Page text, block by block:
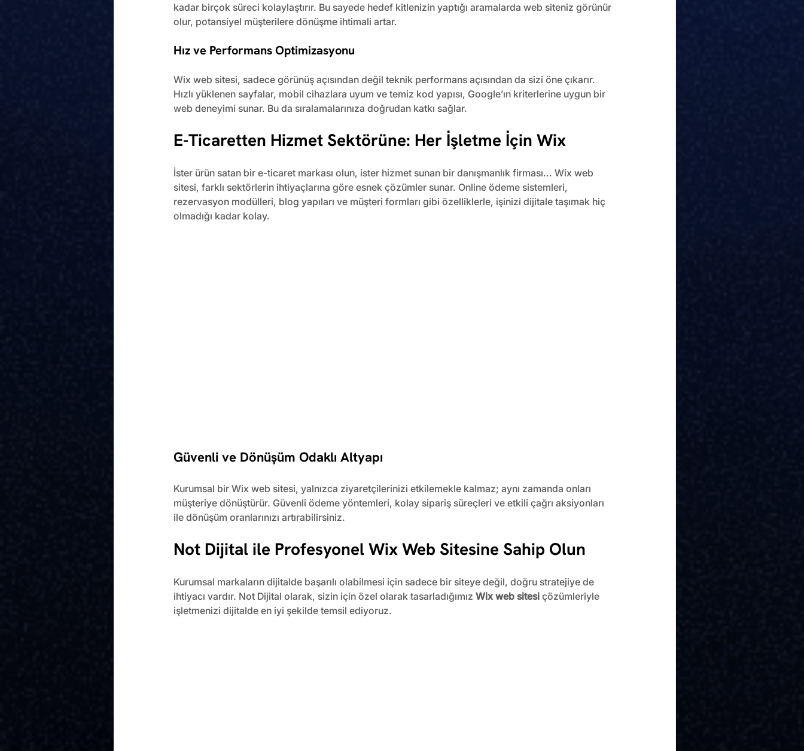
kadar birçok süreci kolaylaştırır. Bu sayede hedef kitlenizin yaptığı aramalarda web siteniz görünür
olur, potansiyel müşterilere dönüşme ihtimali artar.
Hız ve Performans Optimizasyonu
Wix web sitesi, sadece görünüş açısından değil teknik performans açısından da sizi öne çıkarır.
Hızlı yüklenen sayfalar, mobil cihazlara uyum ve temiz kod yapısı, Google’ın kriterlerine uygun bir
web deneyimi sunar. Bu da sıralamalarınıza doğrudan katkı sağlar.
E-Ticaretten Hizmet Sektörüne: Her İşletme İçin Wix
İster ürün satan bir e-ticaret markası olun, ister hizmet sunan bir danışmanlık firması... Wix web
sitesi, farklı sektörlerin ihtiyaçlarına göre esnek çözümler sunar. Online ödeme sistemleri,
rezervasyon modülleri, blog yapıları ve müşteri formları gibi özelliklerle, işinizi dijitale taşımak hiç
olmadığı kadar kolay.
Güvenli ve Dönüşüm Odaklı Altyapı
Kurumsal bir Wix web sitesi, yalnızca ziyaretçilerinizi etkilemekle kalmaz; aynı zamanda onları
müşteriye dönüştürür. Güvenli ödeme yöntemleri, kolay sipariş süreçleri ve etkili çağrı aksiyonları
ile dönüşüm oranlarınızı artırabilirsiniz.
Not Dijital ile Profesyonel Wix Web Sitesine Sahip Olun
Kurumsal markaların dijitalde başarılı olabilmesi için sadece bir siteye değil, doğru stratejiye de
ihtiyacı vardır. Not Dijital olarak, sizin için özel olarak tasarladığımız Wix web sitesi çözümleriyle
işletmenizi dijitalde en iyi şekilde temsil ediyoruz.